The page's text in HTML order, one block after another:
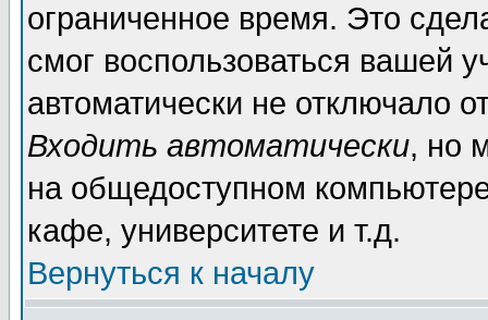
ограниченное время. Это
смог воспользоваться вашей
автоматически не отключало
Входить автоматически, но
на общедоступном
кафе, университете и т.д.
Вернуться к началу